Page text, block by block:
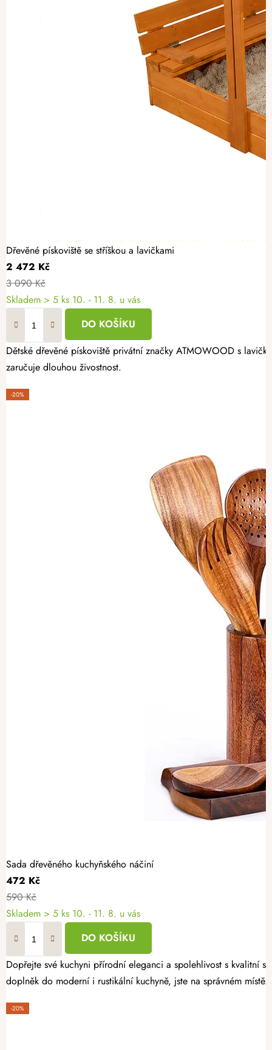
Dřevěné pískoviště se stříškou a lavičkami
2 472 Kč
3 090 Kč
Skladem > 5 ks 10. - 11. 8. u vás
DO KOŠÍKU
Dětské dřevěné pískoviště privátní značky ATMOWOOD s
zaručuje dlouhou živostnost.
-20%
Sada dřevěného kuchyňského náčiní
472 Kč
590 Kč
Skladem > 5 ks 10. - 11. 8. u vás
DO KOŠÍKU
Dopřejte své kuchyni přírodní eleganci a spolehlivost s kvalitní
doplněk do moderní i rustikální kuchyně, jste na správném místě.
-20%